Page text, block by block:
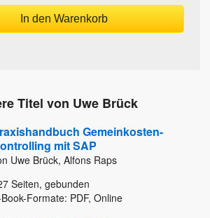
In den Warenkorb
Titel von Uwe Brück
Gemeinkosten-
mit SAP
Uwe Brück, Alfons Raps
Seiten, gebunden
Formate: PDF, Online